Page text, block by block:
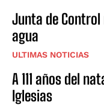
Junta de
agua
ULTIMAS NOTICIAS
A 111 años del
Iglesias